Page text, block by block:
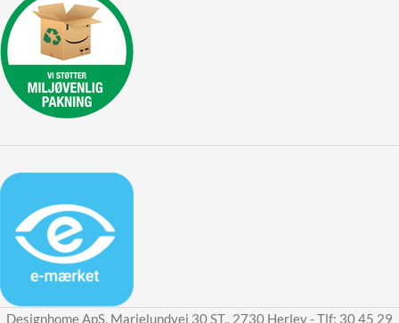
Designhome ApS, Marielundvej 30 ST., 2730 Herlev - Tlf: 30 45 29